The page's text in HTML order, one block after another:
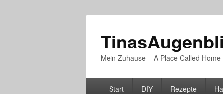
Mein Zuhause – A Place Called Home
PrimäresStart DIY Rezepte